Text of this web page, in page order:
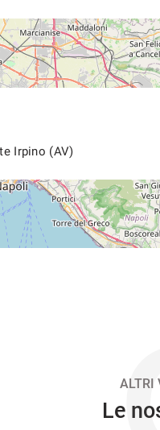
Irpino (AV)
ALTRI
Le